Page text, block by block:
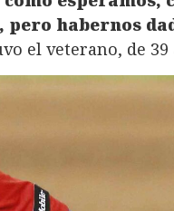
pero habernos
el veterano, de 39